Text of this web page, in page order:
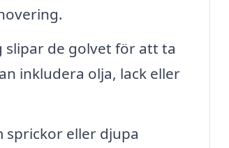
de golvet för att ta
inkludera olja, lack eller
sprickor eller djupa